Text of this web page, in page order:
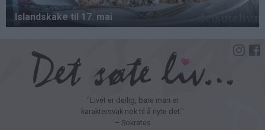
"Livet er deilig, bare man er
karaktersvak nok til å nyte det."
– Sokrates